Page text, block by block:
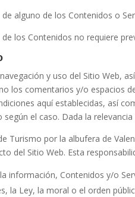
alguno de los Contenidos o
los Contenidos no requiere
y uso del Sitio Web,
los comentarios y/o espacios
aquí establecidas, así
según el caso. Dada la
Turismo por la albufera de
del Sitio Web. Esta
información, Contenidos y/o
la Ley, la moral o el orden